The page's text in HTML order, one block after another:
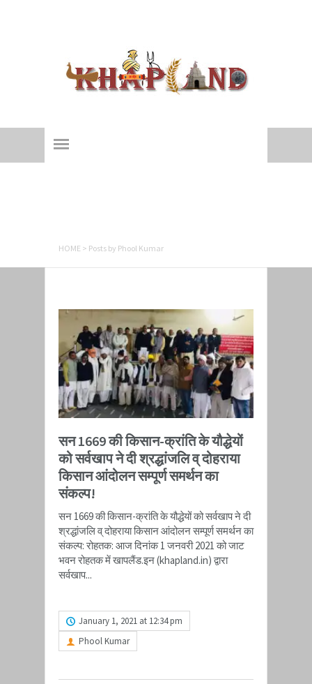
HOME > Posts by Phool Kumar
सन 1669 की किसान-क्रांति के यौद्धेयों
को सर्वखाप ने दी श्रद्धांजलि व् दोहराया
किसान आंदोलन सम्पूर्ण समर्थन का
संकल्प!
सन 1669 की किसान-क्रांति के यौद्धेयों को सर्वखाप ने दी
श्रद्धांजलि व् दोहराया किसान आंदोलन सम्पूर्ण समर्थन का
संकल्प: रोहतक: आज दिनांक 1 जनवरी 2021 को जाट
भवन रोहतक में खापलैंड.इन​ (khapland.in) द्वारा
सर्वखाप...
January 1, 2021 at 12:34 pm
Phool Kumar